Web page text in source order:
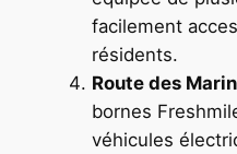
facilement
résidents.
Route des
bornes
véhicules